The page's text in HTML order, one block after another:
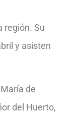
región. Su
y asisten
de
del Huerto,